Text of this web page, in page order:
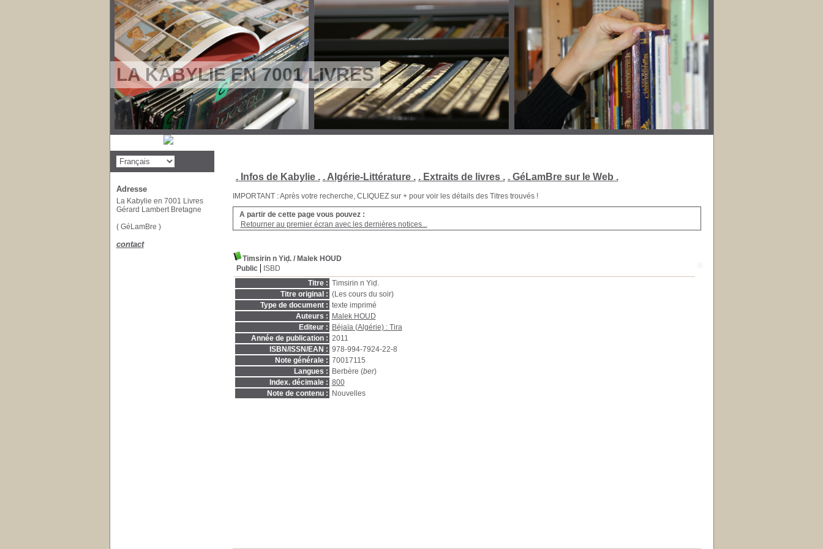
LA KABYLIE EN 7001 LIVRES
. Infos de Kabylie . . Algérie-Littérature . . Extraits de livres . . GéLamBre sur le Web .
IMPORTANT : Après votre recherche, CLIQUEZ sur + pour voir les détails des Titres trouvés !
A partir de cette page vous pouvez :
Retourner au premier écran avec les dernières notices...
Timsirin n Yiḍ./ Malek HOUD
Public
ISBD
Titre : Timsirin n Yiḍ.
Titre original : (Les cours du soir)
Type de document : texte imprimé
Auteurs :
Malek HOUD
Editeur :
Béjaïa (Algérie) : Tira
Année de publication : 2011
ISBN/ISSN/EAN : 978-994-7924-22-8
Note générale : 70017115
Langues :
Berbère (ber)
Index. décimale : 800
Note de contenu :
Nouvelles
Adresse
La Kabylie en 7001 Livres
Gérard Lambert Bretagne
( GéLamBre )
contact